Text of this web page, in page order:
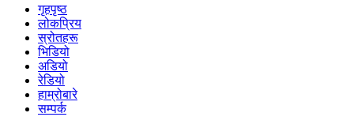
गृहपृष्ठ
लोकप्रिय
स्रोतहरू
भिडियो
अडियो
रेडियो
हाम्रोबारे
सम्पर्क